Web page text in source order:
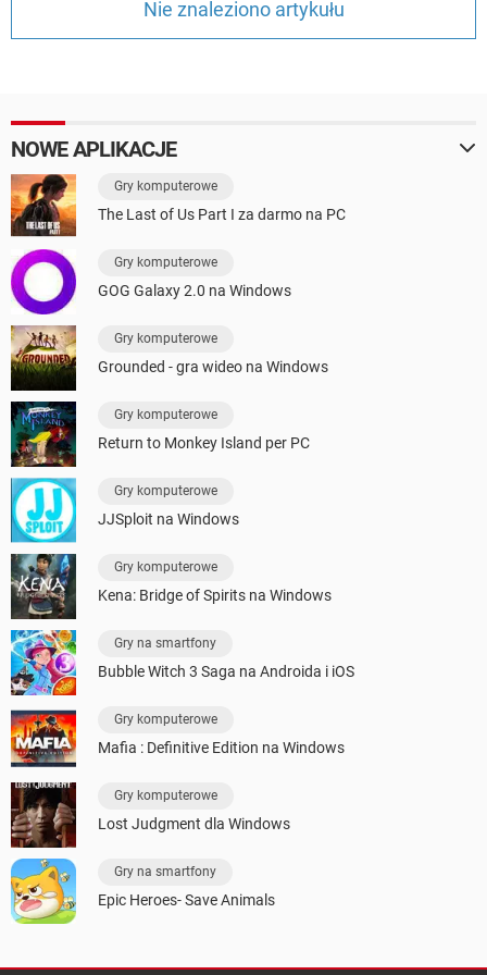
Nie znaleziono artykułu
NOWE APLIKACJE
Gry komputerowe
The Last of Us Part I za darmo na PC
Gry komputerowe
GOG Galaxy 2.0 na Windows
Gry komputerowe
Grounded - gra wideo na Windows
Gry komputerowe
Return to Monkey Island per PC
Gry komputerowe
JJSploit na Windows
Gry komputerowe
Kena: Bridge of Spirits na Windows
Gry na smartfony
Bubble Witch 3 Saga na Androida i iOS
Gry komputerowe
Mafia : Definitive Edition na Windows
Gry komputerowe
Lost Judgment dla Windows
Gry na smartfony
Epic Heroes- Save Animals